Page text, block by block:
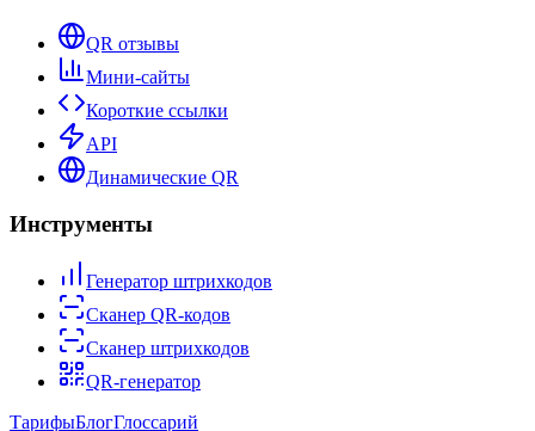
QR отзывы
Мини-сайты
Короткие ссылки
API
Динамические QR
Инструменты
Генератор штрихкодов
Сканер QR-кодов
Сканер штрихкодов
QR-генератор
ТарифыБлогГлоссарий